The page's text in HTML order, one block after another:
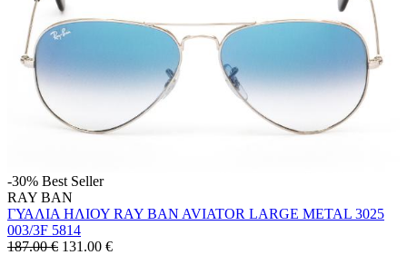
-30% Best Seller
RAY BAN
ΓΥΑΛΙΑ ΗΛΙΟΥ RAY BAN AVIATOR LARGE METAL 3025
003/3F 5814
187.00 € 131.00 €